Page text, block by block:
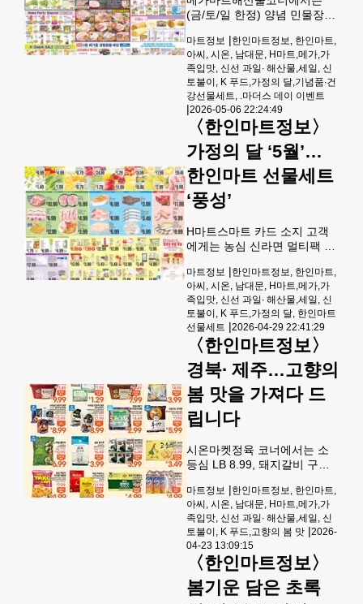
(금/토/일 한정) 양념 민물장어
토/일 한정) 황태 가마에 구운
황태채 1+1200g+200g 2pk
17.99,(금/토/일 한정) 한국산
백조기 굴비 10마리 STR
19.99,(금/토/일 한정) 한국산
국물 멸치 박스 1.5kg box
19.99,(금/토/일 한정) 한국 전
복 (대) 7ea 19.99,(금/토/일 한
정) 고창풍천장어 2ea 49.99,
(금/토/일 한정) 항공직송 봉지
멍게pk 9.99, (금/토/일 한정)
항공직송 봉지 해삼 pk11.99,
마트정보 |한인마트정보, 한인마트,
아씨, 시온, 남대문, H마트,메가,가
족입맛, 신선 과일∙ 해산물,세일, 신
토불이, K 푸드,가정의 달,기념품∙건
강선물세트, .마더스 데이 이벤트
|2026-05-06 22:24:49
〈한인마트정보〉
가정의 달 ‘5월’…
한인마트 선물세트
‘풍성’
H마트스마트 카드 소지 고객
에게는 농심 신라면 멀티팩 4
반 클린 참조기 (300-350) LB
8.99,양념LA갈비LB 12.99, 양
념치킨테리야끼LB 3.99에 제
공된다.프로듀스 코너에서는
한국신고배 9과 선물박스
BOX 29.49,한국산 신고 배 3
KG BOX 17.99, 하우스 오이
(온실 오이) EA 1.29, 삼색피
망 16OZ PK 4.99,타미 망고
선물 박스BOX11.99, 석류싱글
박스 6S BOX 24.99, 네이블
산 월동무LB
마트정보 |한인마트정보, 한인마트,
아씨, 시온, 남대문, H마트,메가,가
족입맛, 신선 과일∙ 해산물,세일, 신
토불이, K 푸드,가정의 달, 한인마트
선물세트 |2026-04-29 22:41:29
〈한인마트정보〉
경북∙ 제주…고향의
봄 맛을 가져다 드
립니다
시온마켓정육 코너에서는 소
등심 LB 8.99, 돼지갈비 구이
념 닭불고기LB 4.99, 차돌배기
샤브샤브LB 14.99, 닭 넓적다
리 10LB PK 7.99에 판매된
다.생선 코너에서는물 오징어
600UP LB 3.99,노르웨이 고
등어 (400/600) LB 3.79, 자연
산 연어 필렛LB 6.99, 동태 전
감LB 2.99, 바지락 살LB 5.99,
마트정보 |한인마트정보, 한인마트,
아씨, 시온, 남대문, H마트,메가,가
족입맛, 신선 과일∙ 해산물,세일, 신
토불이, K 푸드,고향의 봄 맛 |2026-
04-23 13:09:15
〈한인마트정보〉
봄기운 담은 초록